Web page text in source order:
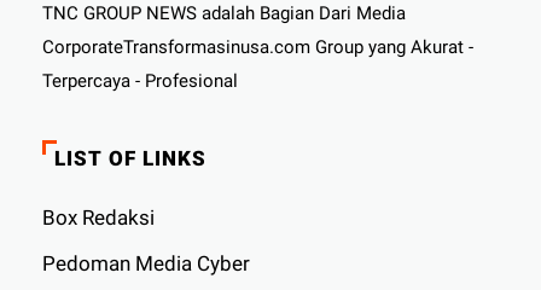
TNC GROUP NEWS adalah Bagian Dari Media
CorporateTransformasinusa.com Group yang Akurat -
Terpercaya - Profesional
LIST OF LINKS
Box Redaksi
Pedoman Media Cyber